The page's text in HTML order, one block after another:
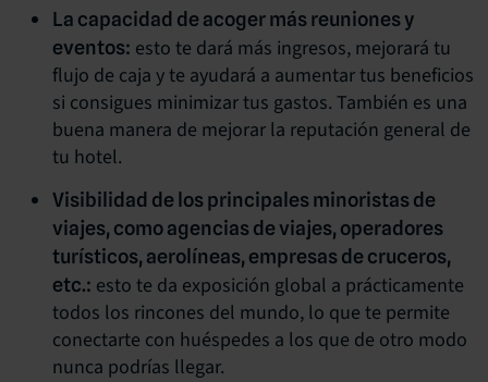
La capacidad de acoger más reuniones y
eventos: esto te dará más ingresos, mejorará tu
flujo de caja y te ayudará a aumentar tus beneficios
si consigues minimizar tus gastos. También es una
buena manera de mejorar la reputación general de
tu hotel.
Visibilidad de los principales minoristas de
viajes, como agencias de viajes, operadores
turísticos, aerolíneas, empresas de cruceros,
etc.: esto te da exposición global a prácticamente
todos los rincones del mundo, lo que te permite
conectarte con huéspedes a los que de otro modo
nunca podrías llegar.